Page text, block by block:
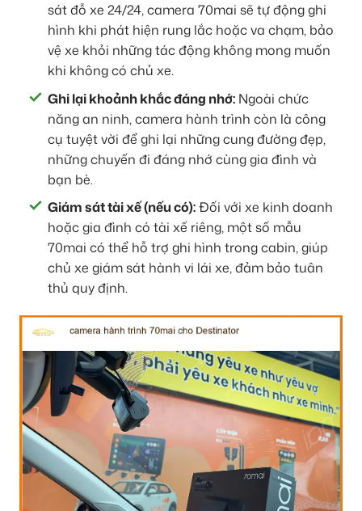
sát đỗ xe 24/24, camera 70mai sẽ tự động ghi
hình khi phát hiện rung lắc hoặc va chạm, bảo
vệ xe khỏi những tác động không mong muốn
khi không có chủ xe.
Ghi lại khoảnh khắc đáng nhớ: Ngoài chức
năng an ninh, camera hành trình còn là công
cụ tuyệt vời để ghi lại những cung đường đẹp,
những chuyến đi đáng nhớ cùng gia đình và
bạn bè.
Giám sát tài xế (nếu có):Đối với xe kinh doanh
hoặc gia đình có tài xế riêng, một số mẫu
70mai có thể hỗ trợ ghi hình trong cabin, giúp
chủ xe giám sát hành vi lái xe, đảm bảo tuân
thủ quy định.